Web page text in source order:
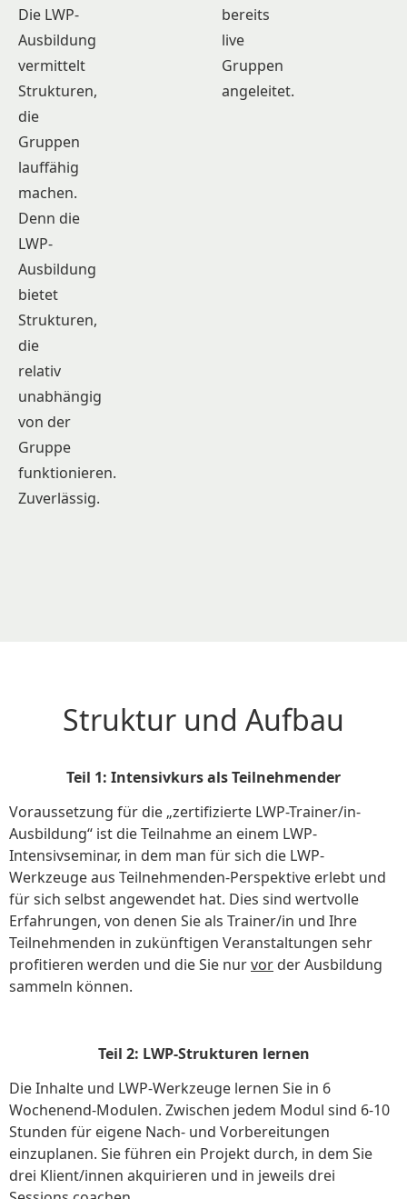
Die LWP-
Ausbildung
vermittelt
Strukturen,
die
Gruppen
lauffähig
machen.
Denn die
LWP-
Ausbildung
bietet
Strukturen,
die
relativ
unabhängig
von der
Gruppe
funktionieren.
Zuverlässig.
bereits
live
Gruppen
angeleitet.
Struktur und Aufbau
Teil 1: Intensivkurs als Teilnehmender
Voraussetzung für die „zertifizierte LWP-Trainer/in-
Ausbildung“ ist die Teilnahme an einem LWP-
Intensivseminar, in dem man für sich die LWP-
Werkzeuge aus Teilnehmenden-Perspektive erlebt und
für sich selbst angewendet hat. Dies sind wertvolle
Erfahrungen, von denen Sie als Trainer/in und Ihre
Teilnehmenden in zukünftigen Veranstaltungen sehr
profitieren werden und die Sie nurvor der Ausbildung
sammeln können.
Teil 2: LWP-Strukturen lernen
Die Inhalte und LWP-Werkzeuge lernen Sie in 6
Wochenend-Modulen. Zwischen jedem Modul sind 6-10
Stunden für eigene Nach- und Vorbereitungen
einzuplanen. Sie führen ein Projekt durch, in dem Sie
drei Klient/innen akquirieren und in jeweils drei